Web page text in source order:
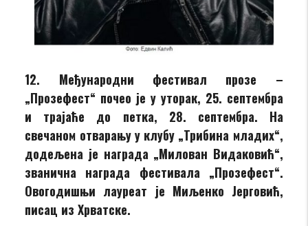
12. Међународни фестивал прозе –
„Прозефест“ почео је у уторак, 25. септембра
и трајаће до петка, 28. септембра. На
свечаном отварању у клубу „Трибина младих“,
додељена је награда „Милован Видаковић“,
званична награда фестивала „Прозефест“.
Овогодишњи лауреат је Миљенко Јерговић,
писац из Хрватске.